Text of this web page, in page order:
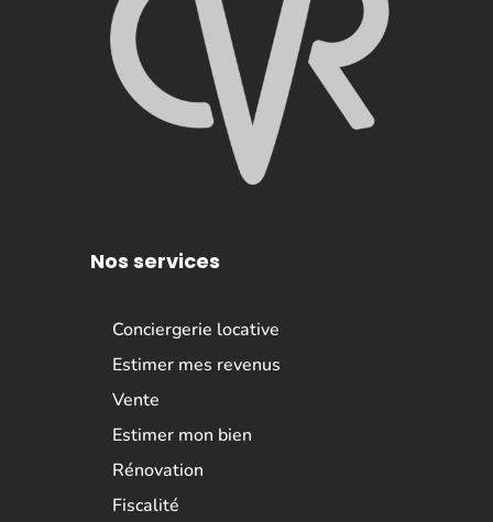
Nos services
Conciergerie locative
Estimer mes revenus
Vente
Estimer mon bien
Rénovation
Fiscalité